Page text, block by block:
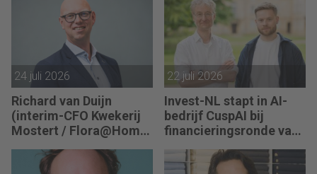
24 juli 2026
Richard van Duijn
(interim-CFO Kwekerij
Mostert / Flora@Home)
zoekt een Finance
Manager: “We zitten in
22 juli 2026
Invest-NL stapt in AI-
bedrijf CuspAI bij
financieringsronde van
450 miljoen dollar